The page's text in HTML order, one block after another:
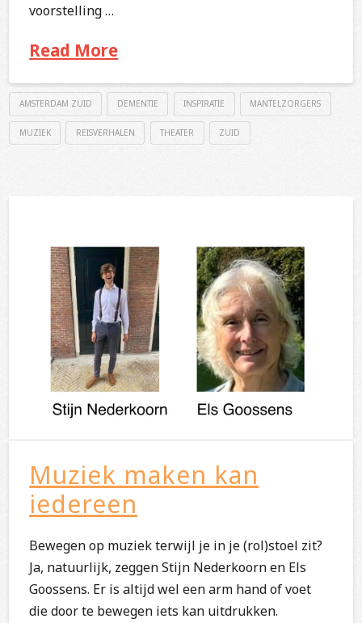
voorstelling …
Read More
AMSTERDAM ZUID DEMENTIE INSPIRATIE MANTELZORGERS
MUZIEK REISVERHALEN THEATER ZUID
Muziek maken kan
iedereen
Bewegen op muziek terwijl je in je (rol)stoel zit?
Ja, natuurlijk, zeggen Stijn Nederkoorn en Els
Goossens. Er is altijd wel een arm hand of voet
die door te bewegen iets kan uitdrukken.